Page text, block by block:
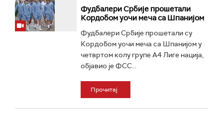
Фудбалери Србије прошетали
Кордобом уочи меча са Шпанијом
Фудбалери Србије прошетали су
Кордобом уочи меча са Шпанијом у
четвртом колу групе А4 Лиге нација,
објавио је ФСС...
Прочитај